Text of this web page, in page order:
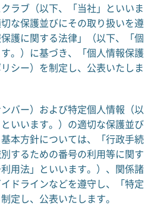
ラブ（以下、「当社」といいま
な保護並びにその取り扱いを遵
護に関する法律」（以下、「個
。）に基づき、「個人情報保護
シー）を制定し、公表いたしま
バー）および特定個人情報（以
いいます。）の適切な保護並び
本方針については、「行政手続
するための番号の利用等に関す
用法」といいます。）、関係諸
ドラインなどを遵守し、「特定
定し、公表いたします。